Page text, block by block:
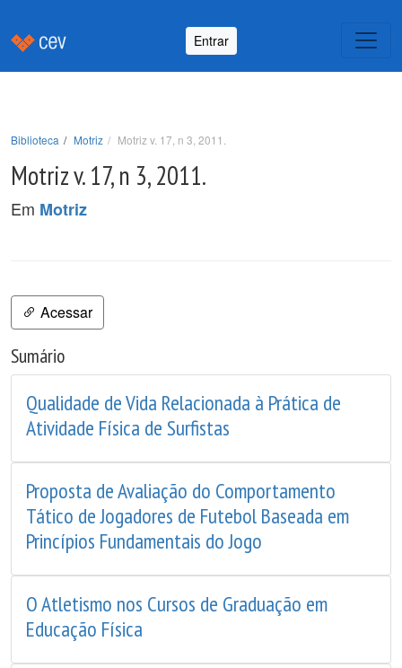
Entrar
Biblioteca Motriz Motriz v. 17, n 3, 2011.
Motriz v. 17, n 3, 2011.
Em Motriz
Acessar
Sumário
Qualidade de Vida Relacionada à Prática de
Atividade Física de Surfistas
Proposta de Avaliação do Comportamento
Tático de Jogadores de Futebol Baseada em
Princípios Fundamentais do Jogo
O Atletismo nos Cursos de Graduação em
Educação Física